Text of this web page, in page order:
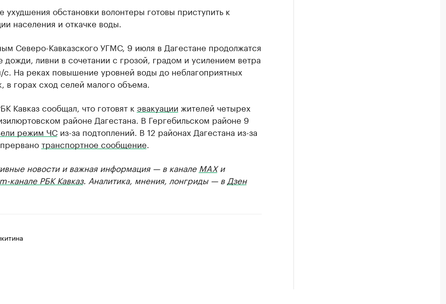
ухудшения обстановки волонтеры готовы приступить к
населения и откачке воды.
Северо-Кавказского УГМС, 9 июля в Дагестане продолжатся
дожди, ливни в сочетании с грозой, градом и усилением ветра
На реках повышение уровней воды до неблагоприятных
в горах сход селей малого объема.
Кавказ сообщал, что готовят к эвакуации жителей четырех
районе Дагестана. В Гергебильском районе 9
режим ЧСиз-за подтоплений. В 12 районах Дагестана из-за
транспортное сообщение
новости и важная информация — в канале MAXи
канале РБК Кавказ. Аналитика, мнения, лонгриды — в Дзен